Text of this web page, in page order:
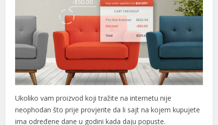
giris
Ukoliko vam proizvod koji tražite na internetu nije
neophodan što prije provjerite da li sajt na kojem kupujete
ima određene dane u godini kada daju popuste.